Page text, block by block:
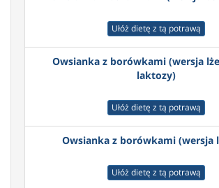
Ułóż dietę z tą potrawą
Owsianka z borówkami (wersja
laktozy)
Ułóż dietę z tą potrawą
Owsianka z borówkami (wersja
Ułóż dietę z tą potrawą